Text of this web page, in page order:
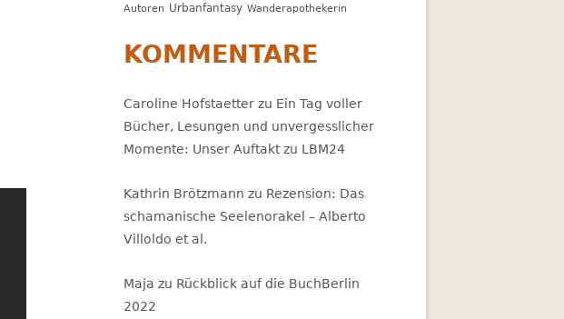
Autoren Urbanfantasy Wanderapothekerin
KOMMENTARE
Caroline Hofstaetter zu Ein Tag voller
Bücher, Lesungen und unvergesslicher
Momente: Unser Auftakt zu LBM24
Kathrin Brötzmann zu Rezension: Das
schamanische Seelenorakel – Alberto
Villoldo et al.
Maja zu Rückblick auf die BuchBerlin
2022